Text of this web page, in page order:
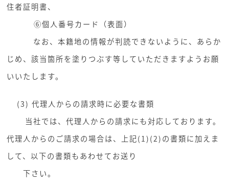
住者証明書、
⑥個人番号カード（表面）
なお、本籍地の情報が判読できないように、あらか
じめ、該当箇所を塗りつぶす等していただきますようお願
いいたします。
(3) 代理人からの請求時に必要な書類
当社では、代理人からの請求にも対応しております。
代理人からのご請求の場合は、上記(1)(2)の書類に加えま
して、以下の書類もあわせてお送り
下さい。